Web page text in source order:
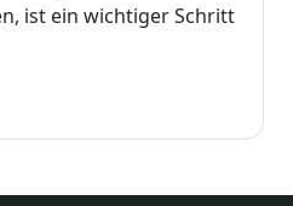
ist ein wichtiger Schritt